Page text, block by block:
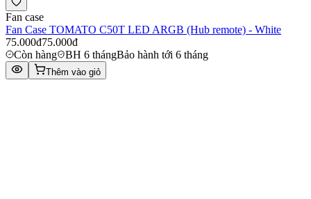
Fan case
Fan Case TOMATO C50T LED ARGB (Hub remote) - White
75.000đ75.000đ
Còn hàng
BH 6 thángBảo hành tới 6 tháng
Thêm vào giỏ